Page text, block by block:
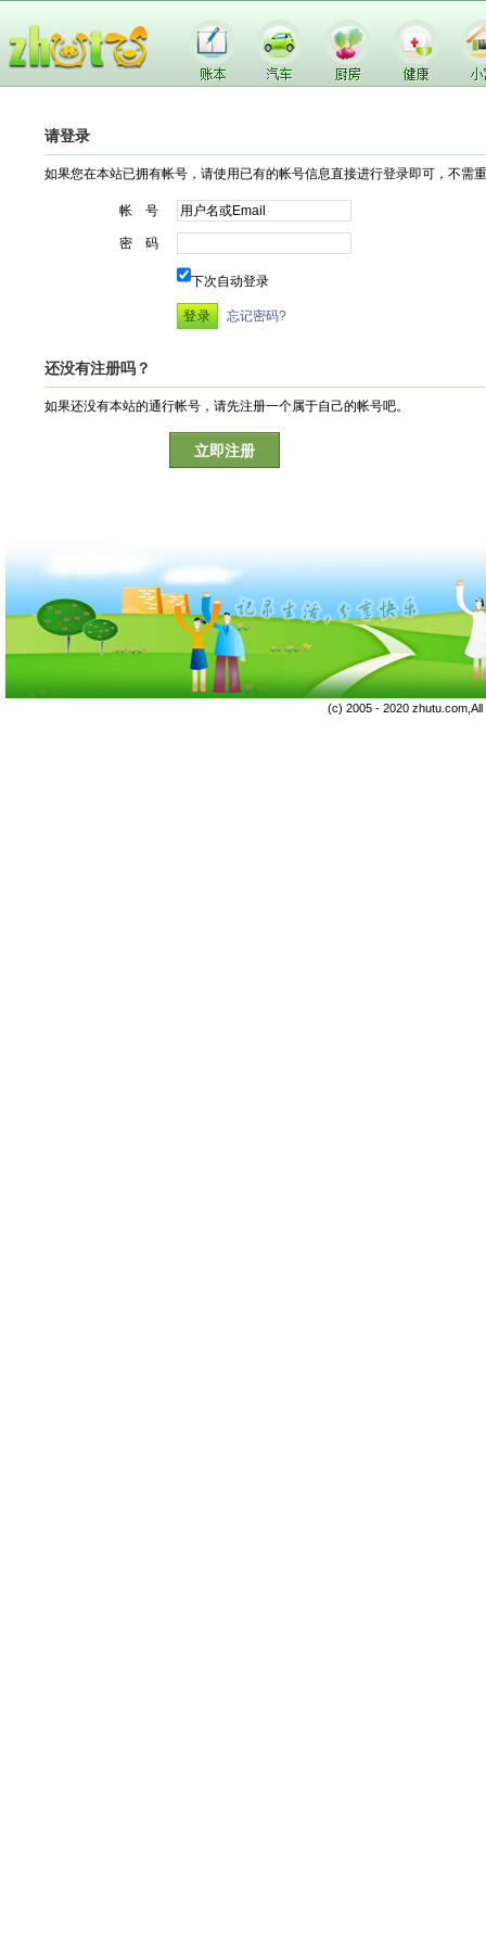
请登录
如果您在本站已拥有帐号，请使用已有的帐号信息直接进行登录即可，不需
帐 号
密 码
下次自动登录
忘记密码?
还没有注册吗？
如果还没有本站的通行帐号，请先注册一个属于自己的帐号吧。
立即注册
(c) 2005 - 2020